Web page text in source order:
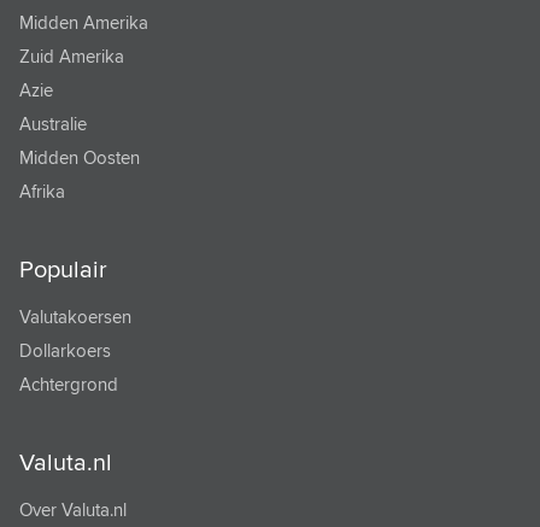
Midden Amerika
Zuid Amerika
Azie
Australie
Midden Oosten
Afrika
Populair
Valutakoersen
Dollarkoers
Achtergrond
Valuta.nl
Over Valuta.nl